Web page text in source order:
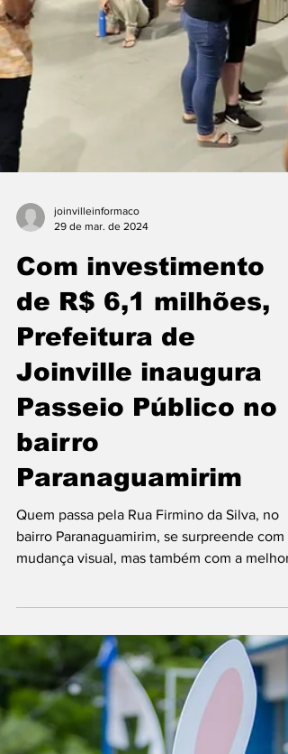
joinvilleinformaco
Com investimento
de R$ 6,1 milhões,
Prefeitura de
Passeio Público no
bairro
Paranaguamirim
Quem passa pela Rua Firmino da Silva, no
bairro Paranaguamirim, se surpreende com a
mudança visual, mas também com a melhoria
de...